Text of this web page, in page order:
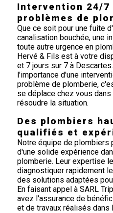
Intervention 24/
problèmes de
Que ce soit pour une fuite
canalisation bouchée, une
toute autre urgence en
Hervé & Fils est à votre
et 7 jours sur 7 à
l'importance d'une
problème de plomberie,
se déplace chez vous
résoudre la situation.
Des plombiers
qualifiés et
Notre équipe de
d'une solide expérience
plomberie. Leur expertise
diagnostiquer rapidement
des solutions adaptées
En faisant appel à SARL
avez l'assurance de
et de travaux réalisés dans